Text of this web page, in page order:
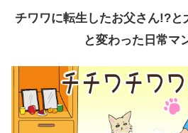
チワワに転生したお父さん!?と
と変わった日常マ